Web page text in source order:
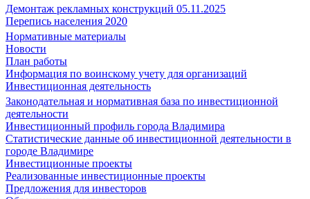
Демонтаж рекламных конструкций 05.11.2025
Перепись населения 2020
Нормативные материалы
Новости
План работы
Информация по воинскому учету для организаций
Инвестиционная деятельность
Законодательная и нормативная база по инвестиционной
деятельности
Инвестиционный профиль города Владимира
Статистические данные об инвестиционной деятельности в
городе Владимире
Инвестиционные проекты
Реализованные инвестиционные проекты
Предложения для инвесторов